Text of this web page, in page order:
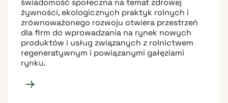
świadomość społeczna na temat zdrowej
żywności, ekologicznych praktyk rolnych i
zrównoważonego rozwoju otwiera przestrzeń
dla firm do wprowadzania na rynek nowych
produktów i usług związanych z rolnictwem
regeneratywnym i powiązanymi gałęziami
rynku.